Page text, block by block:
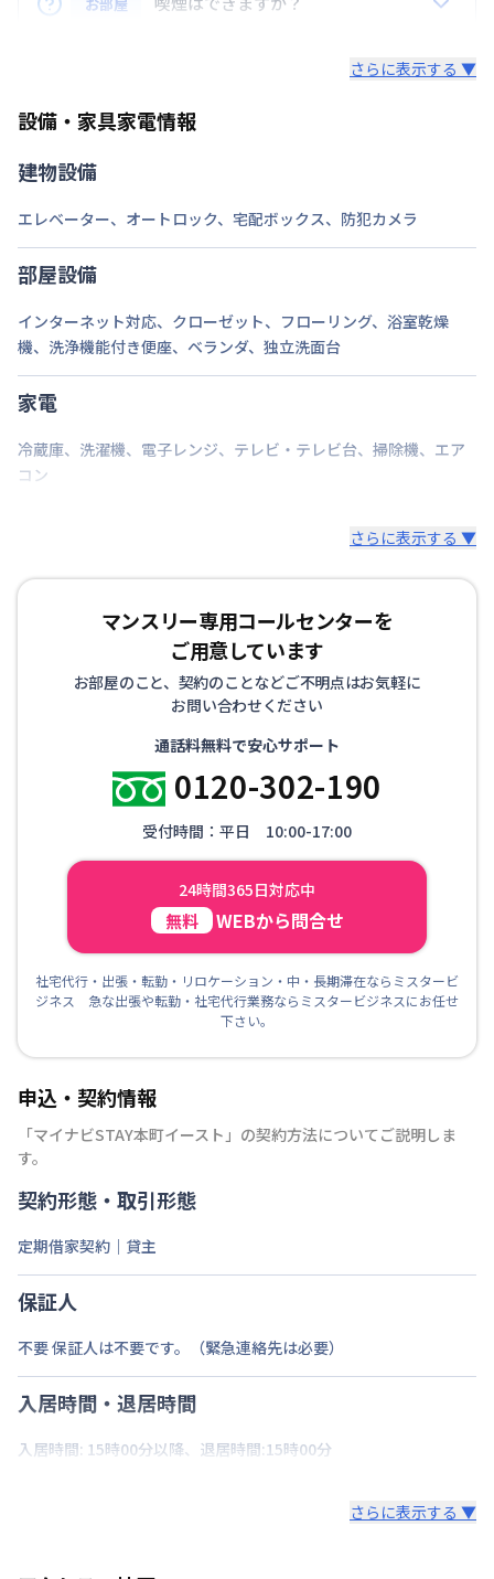
次回更新日
情報更新日より14日以内
以外の扱いについては当社では責任を負いかねます。
また、お持ち込みいただいた家具や家電はご退去時に
さらに表示する ▼
設備・家具家電情報
建物設備
エレベーター、 オートロック、 宅配ボックス、 防犯カメラ
部屋設備
インターネット対応、 クローゼット、 フローリング、 浴室乾燥
機、 洗浄機能付き便座、 ベランダ、 独立洗面台
家電
冷蔵庫、 洗濯機、 電子レンジ、 テレビ・テレビ台、 掃除機、 エア
コン
さらに表示する ▼
マンスリー専用コールセンターを
ご用意しています
お部屋のこと、契約のことなどご不明点はお気軽に
お問い合わせください
通話料無料で安心サポート
0120-302-190
受付時間：平日 10:00-17:00
24時間365日対応中
無料 WEBから問合せ
社宅代行・出張・転勤・リロケーション・中・長期滞在ならミスタービ
ジネス 急な出張や転勤・社宅代行業務ならミスタービジネスにお任せ
下さい。
申込・契約情報
「マイナビSTAY本町イースト 」の契約方法についてご説明しま
す。
契約形態・取引形態
定期借家契約｜貸主
保証人
不要 保証人は不要です。（緊急連絡先は必要）
入居時間・退居時間
入居時間: 15時00分以降、退居時間:15時00分
さらに表示する ▼